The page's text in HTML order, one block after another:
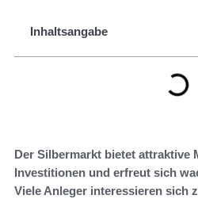
Inhaltsangabe
Der Silbermarkt bietet attraktive
Investitionen und erfreut sich
Viele Anleger interessieren sich